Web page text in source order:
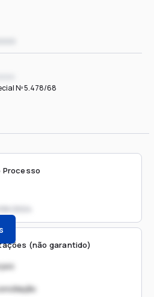
Nº 5.478/68
Processo
(não garantido)